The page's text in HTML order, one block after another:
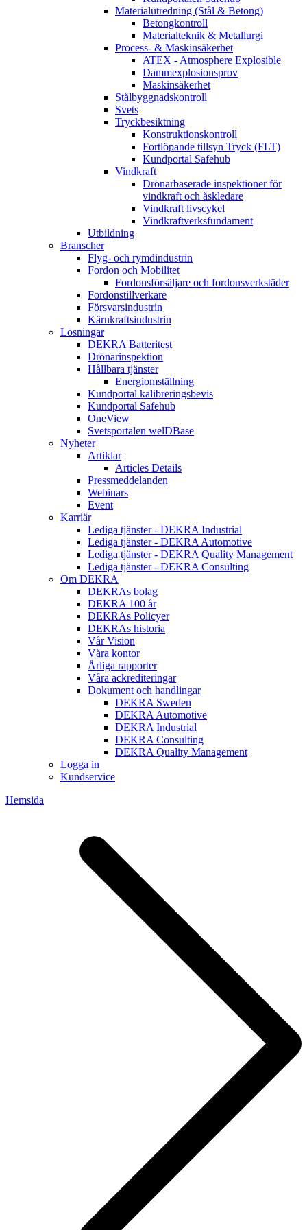
Materialutredning (Stål & Betong)
Betongkontroll
Materialteknik & Metallurgi
Process- & Maskinsäkerhet
ATEX - Atmosphere Explosible
Dammexplosionsprov
Maskinsäkerhet
Stålbyggnadskontroll
Svets
Tryckbesiktning
Konstruktionskontroll
Fortlöpande tillsyn Tryck (FLT)
Kundportal Safehub
Vindkraft
Drönarbaserade inspektioner för
vindkraft och åskledare
Vindkraft livscykel
Vindkraftverksfundament
Utbildning
Branscher
Flyg- och rymdindustrin
Fordon och Mobilitet
Fordonsförsäljare och fordonsverkstäder
Fordonstillverkare
Försvarsindustrin
Kärnkraftsindustrin
Lösningar
DEKRA Batteritest
Drönarinspektion
Hållbara tjänster
Energiomställning
Kundportal kalibreringsbevis
Kundportal Safehub
OneView
Svetsportalen welDBase
Nyheter
Artiklar
Articles Details
Pressmeddelanden
Webinars
Event
Karriär
Lediga tjänster - DEKRA Industrial
Lediga tjänster - DEKRA Automotive
Lediga tjänster - DEKRA Quality Management
Lediga tjänster - DEKRA Consulting
Om DEKRA
DEKRAs bolag
DEKRA 100 år
DEKRAs Policyer
DEKRAs historia
Vår Vision
Våra kontor
Årliga rapporter
Våra ackrediteringar
Dokument och handlingar
DEKRA Sweden
DEKRA Automotive
DEKRA Industrial
DEKRA Consulting
DEKRA Quality Management
Logga in
Kundservice
Hemsida